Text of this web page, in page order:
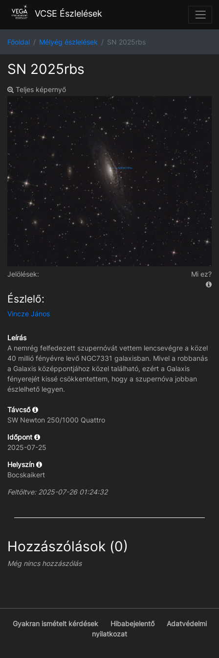
VCSE Észlelések
Főoldal Mélyég észlelések SN 2025rbs
SN 2025rbs
Teljes képernyő
Jelölések: Mi ez?
Észlelő:
Vincze János
Leírás
A nemrég felfedezett szupernóvát vettem lencsevégre a közel
40 millió fényévre levő NGC7331 galaxisban. Mivel a robbanás
a Galaxis középpontjához közel található, ezért a Galaxis
fényerejét kissé csökkentettem, hogy a szupernóva jobban
észlelhető legyen.
Távcső
SW Newton 250/1000 Quattro
Időpont
2025-07-25
Helyszín
Bocskaikert
Feltöltve: 2025-07-26 01:24:32
Hozzászólások (0)
Még nincs hozzászólás
Gyakran ismételt kérdések Hibabejelentő
Adatvédelmi
nyilatkozat